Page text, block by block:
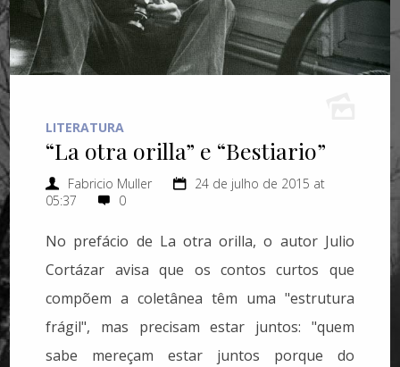
LITERATURA
“La otra orilla” e “Bestiario”
Fabricio Muller
24 de julho de 2015 at
05:37
0
No prefácio de La otra orilla, o autor Julio
Cortázar avisa que os contos curtos que
compõem a coletânea têm uma "estrutura
frágil", mas precisam estar juntos: "quem
sabe mereçam estar juntos porque do